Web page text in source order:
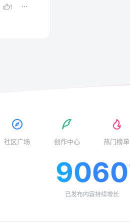
1
社区广场 创作中心 热门榜单
9060
已发布内容持续增长